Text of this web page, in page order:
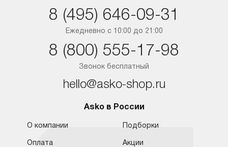
Ростов-на-Дону
Ежедневно с 10:00 до 21:00
8 (495) 646-09-31
Звонок бесплатный
8 (800) 555-17-98
hello@asko-shop.ru
Asko в России
О компании
Оплата
Подборки
Акции